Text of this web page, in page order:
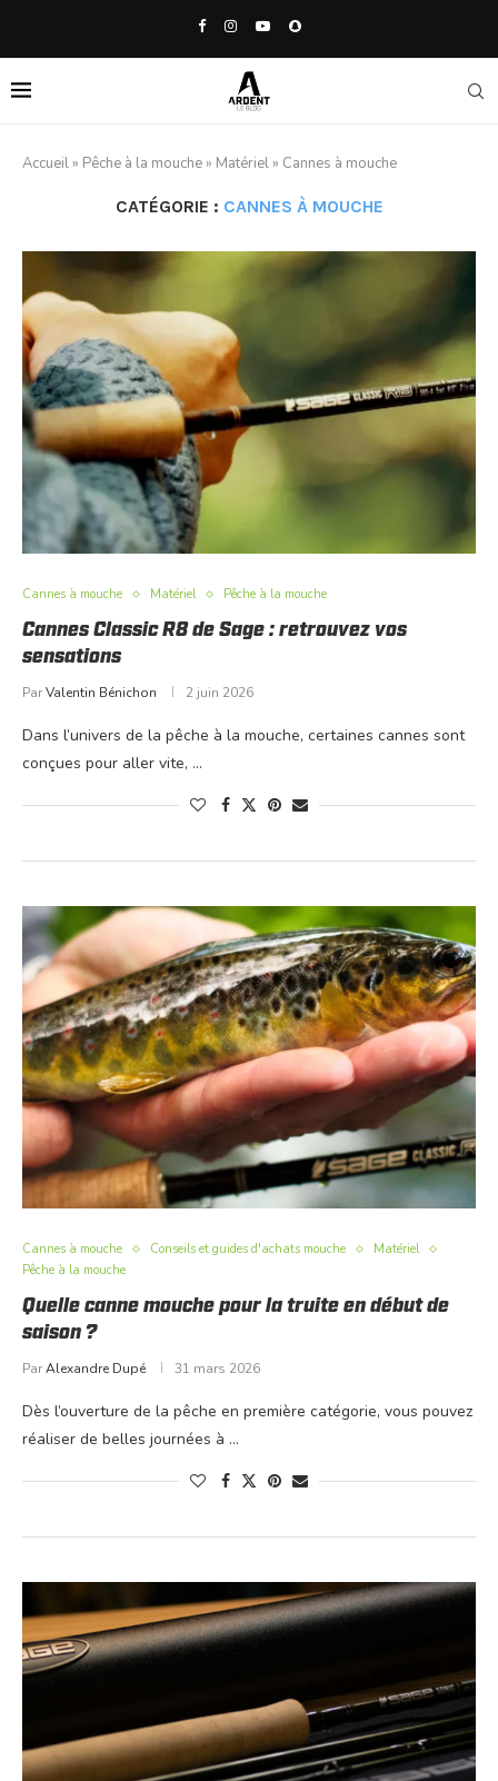
Accueil » Pêche à la mouche » Matériel » Cannes à mouche
CATÉGORIE : CANNES À MOUCHE
Cannes à mouche Matériel Pêche à la mouche
Cannes Classic R8 de Sage : retrouvez vos
sensations
ParValentin Bénichon 2 juin 2026
Dans l’univers de la pêche à la mouche, certaines cannes sont
conçues pour aller vite, …
Cannes à mouche Conseils et guides d'achats mouche
Matériel
Pêche à la mouche
Quelle canne mouche pour la truite en début de
saison ?
ParAlexandre Dupé 31 mars 2026
Dès l’ouverture de la pêche en première catégorie, vous pouvez
réaliser de belles journées à …